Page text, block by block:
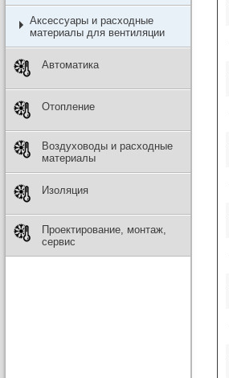
Аксессуары и расходные
материалы для вентиляции
Автоматика
Отопление
Воздуховоды и расходные
материалы
Изоляция
Проектирование, монтаж,
сервис